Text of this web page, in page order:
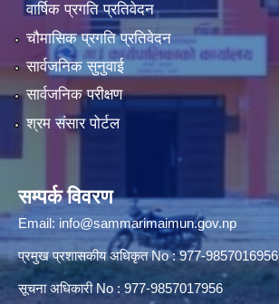
वार्षिक प्रगति प्रतिवेदन
चौमासिक प्रगति प्रतिवेदन
सार्वजनिक सुनुवाई
सार्वजनिक परीक्षण
श्रम संसार पोर्टल
सम्पर्क विवरण
Email: info@sammarimaimun.gov.np
प्रमुख प्रशासकीय अधिकृत No : 977-9857016956
सूचना अधिकारी No : 977-9857017956